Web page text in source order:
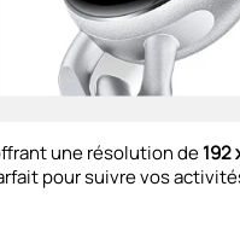
une résolution de192
pour suivre vos